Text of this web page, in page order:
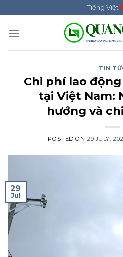
to
content
Tiếng Việt
TIN
Chi phí lao
tại Việt Nam:
hướng và
POSTED ON29 JULY,
29
Jul